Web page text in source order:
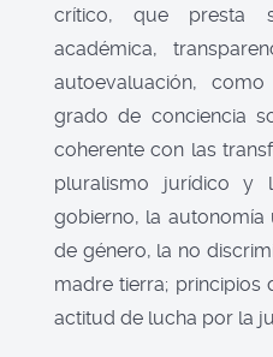
crítico, que presta
académica,
autoevaluación,
grado de conciencia
coherente con las
pluralismo jurídico y
gobierno, la autonomía
de género, la no
madre tierra; principios
actitud de lucha por la